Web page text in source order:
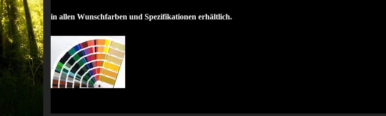
in allen Wunschfarben und Spezifikationen erhältlich.